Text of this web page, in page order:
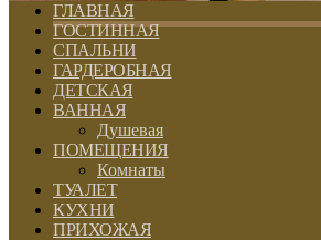
ГЛАВНАЯ
ГОСТИННАЯ
СПАЛЬНИ
ГАРДЕРОБНАЯ
ДЕТСКАЯ
ВАННАЯ
Душевая
ПОМЕЩЕНИЯ
Комнаты
ТУАЛЕТ
КУХНИ
ПРИХОЖАЯ